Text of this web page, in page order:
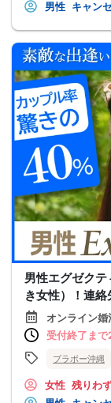
男性 キャン
男性エグゼク
き女性）！連
オンライン
受付終了ま
ブラボー沖縄
女性 残りわ